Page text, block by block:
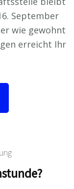
September
wie gewohnt
erreicht Ihr